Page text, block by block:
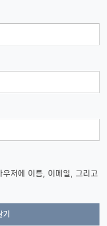
저에 이름, 이메일, 그리고